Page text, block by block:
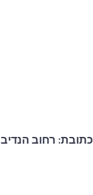
כתובת: רחוב הנדיב 2, זכרון יעקב